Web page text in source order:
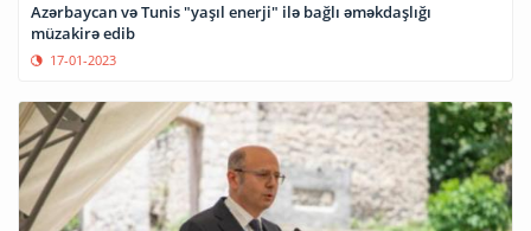
Azərbaycan və Tunis "yaşıl enerji" ilə bağlı əməkdaşlığı
müzakirə edib
17-01-2023